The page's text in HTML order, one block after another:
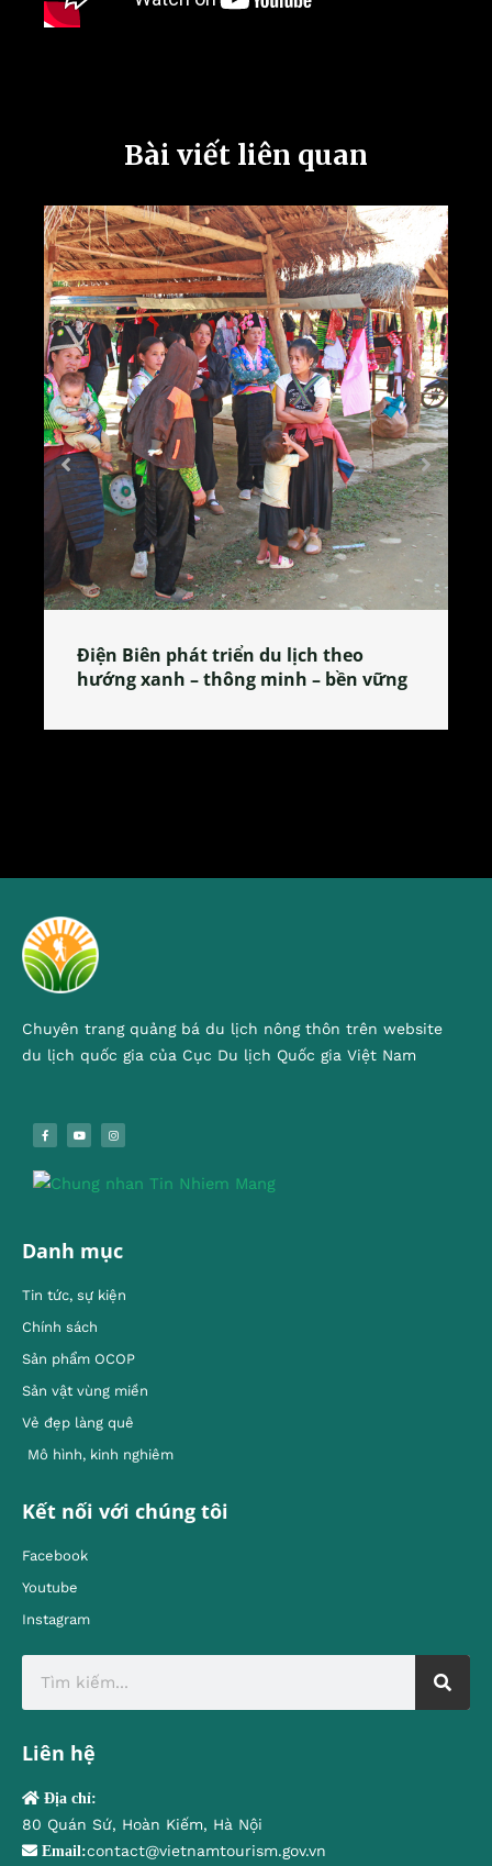
Bài viết liên quan
Làng làm bánh tẻ Phú Nhi – nơi lan
tỏa đặc sản xứ Đoài
Chuyên trang quảng bá du lịch nông thôn trên website
du lịch quốc gia của Cục Du lịch Quốc gia Việt Nam
Danh mục
Tin tức, sự kiện
Chính sách
Sản phẩm OCOP
Sản vật vùng miền
Vẻ đẹp làng quê
Mô hình, kinh nghiêm
Kết nối với chúng tôi
Facebook
Youtube
Instagram
Liên hệ
Địa chỉ:
80 Quán Sứ, Hoàn Kiếm, Hà Nội
Email:contact@vietnamtourism.gov.vn